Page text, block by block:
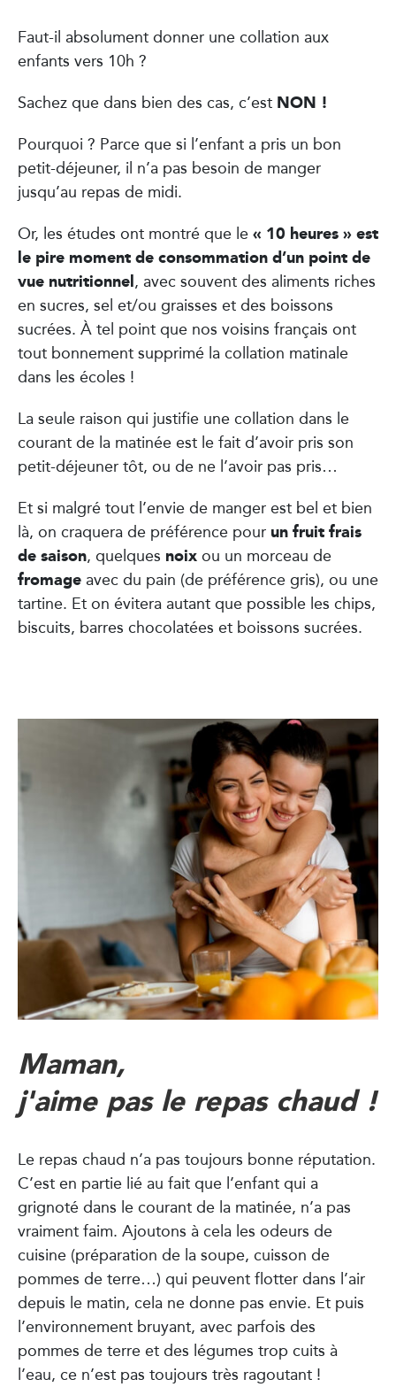
Faut-il absolument donner une collation aux
enfants vers 10h ?
Sachez que dans bien des cas, c’est NON !
Pourquoi ? Parce que si l’enfant a pris un bon
petit-déjeuner, il n’a pas besoin de manger
jusqu’au repas de midi.
Or, les études ont montré que le« 10 heures » est
le pire moment de consommation d’un point de
vue nutritionnel, avec souvent des aliments riches
en sucres, sel et/ou graisses et des boissons
sucrées. À tel point que nos voisins français ont
tout bonnement supprimé la collation matinale
dans les écoles !
La seule raison qui justifie une collation dans le
courant de la matinée est le fait d’avoir pris son
petit-déjeuner tôt, ou de ne l’avoir pas pris…
Et si malgré tout l’envie de manger est bel et bien
là, on craquera de préférence pour un fruit frais
de saison, quelques noixou un morceau de
fromageavec du pain (de préférence gris), ou une
tartine. Et on évitera autant que possible les chips,
biscuits, barres chocolatées et boissons sucrées.
Maman,
j'aime pas le repas chaud !
Le repas chaud n’a pas toujours bonne réputation.
C’est en partie lié au fait que l’enfant qui a
grignoté dans le courant de la matinée, n’a pas
vraiment faim. Ajoutons à cela les odeurs de
cuisine (préparation de la soupe, cuisson de
pommes de terre…) qui peuvent flotter dans l’air
depuis le matin, cela ne donne pas envie. Et puis
l’environnement bruyant, avec parfois des
pommes de terre et des légumes trop cuits à
l’eau, ce n’est pas toujours très ragoutant !